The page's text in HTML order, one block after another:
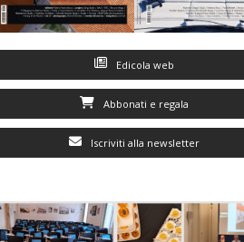
Edicola web
Abbonati e regala
Iscriviti alla newsletter